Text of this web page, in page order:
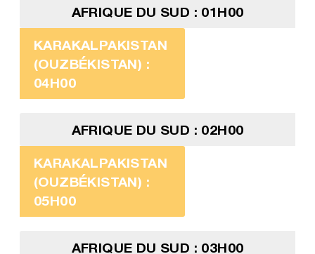
AFRIQUE DU SUD : 01H00
KARAKALPAKISTAN
(OUZBÉKISTAN) :
04H00
AFRIQUE DU SUD : 02H00
KARAKALPAKISTAN
(OUZBÉKISTAN) :
05H00
AFRIQUE DU SUD : 03H00